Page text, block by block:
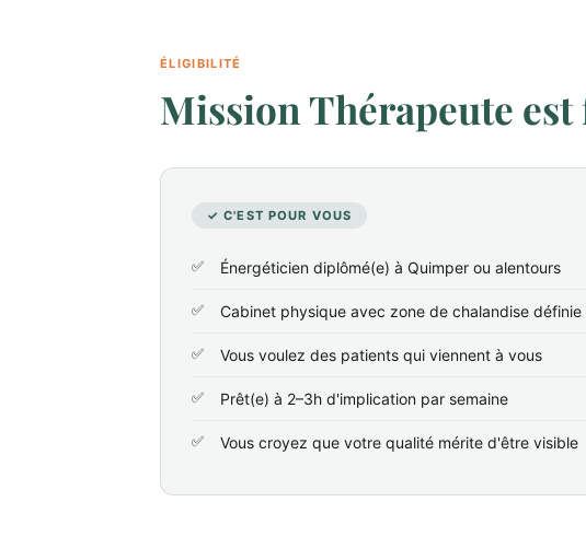
ÉLIGIBILITÉ
Mission Thérapeute
✓ C'EST POUR VOUS
Énergéticien diplômé(e) à Quimper ou alentours
Cabinet physique avec zone de chalandise définie
Vous voulez des patients qui viennent à vous
Prêt(e) à 2–3h d'implication par semaine
Vous croyez que votre qualité mérite d'être visible